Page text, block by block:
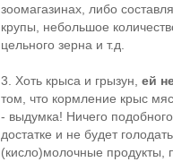
зоомагазинах, либо
крупы, небольшое
цельного зерна и т.д.
3. Хоть крыса и грызун, ей
том, что кормление крыс
- выдумка! Ничего
достатке и не будет
(кисло)молочные продукты,